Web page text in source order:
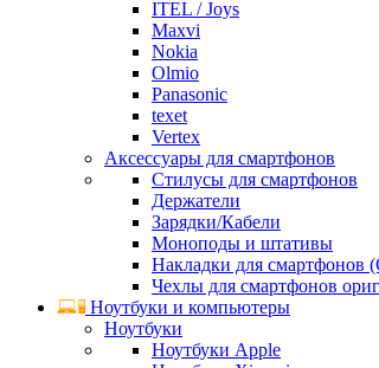
ITEL / Joys
Maxvi
Nokia
Olmio
Panasonic
texet
Vertex
Аксессуары для смартфонов
Стилусы для смартфонов
Держатели
Зарядки/Кабели
Моноподы и штативы
Накладки для смартфонов
Чехлы для смартфонов
Ноутбуки и компьютеры
Ноутбуки
Ноутбуки Apple